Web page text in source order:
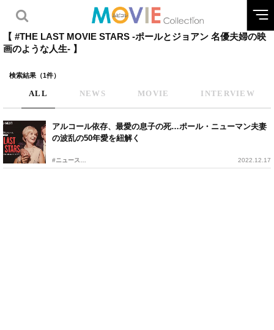
【 #THE LAST MOVIE STARS -ポールとジョアン 名優夫婦の映
画のような人生- 】
検索結果（1件）
ALL NEWS MOVIE INTERVIEW
アルコール依存、最愛の息子の死…ポール・ニューマン夫妻
の波乱の50年愛を紐解く
2022.12.17